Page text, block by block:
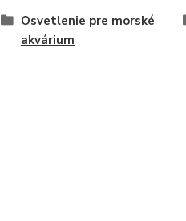
Osvetlenie pre morské
akvárium